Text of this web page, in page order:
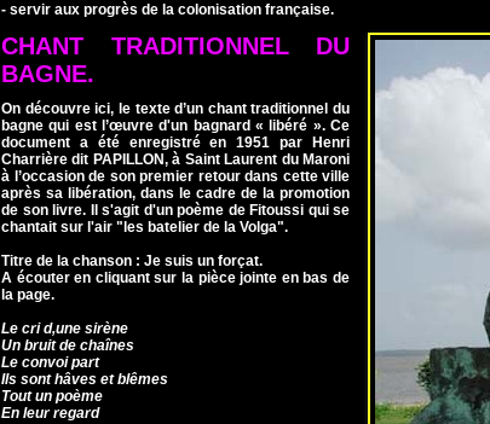
- servir aux progrès de la colonisation française.
CHANT TRADITIONNEL DU
BAGNE.
On découvre ici, le texte d’un chant traditionnel du
bagne qui est l’œuvre d'un bagnard « libéré ». Ce
document a été enregistré en 1951 par Henri
Charrière dit PAPILLON, à Saint Laurent du Maroni
à l’occasion de son premier retour dans cette ville
après sa libération, dans le cadre de la promotion
de son livre. Il s'agit d'un poème de Fitoussi qui se
chantait sur l'air "les batelier de la Volga".
Titre de la chanson : Je suis un forçat.
A écouter en cliquant sur la pièce jointe en bas de
la page.
Le cri d‚une sirène
Un bruit de chaînes
Le convoi part
Ils sont hâves et blêmes
Tout un poème
En leur regard